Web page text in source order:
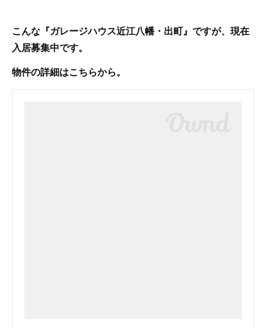
こんな『ガレージハウス近江八幡・出町』ですが、現在
入居募集中です。
物件の詳細はこちらから。